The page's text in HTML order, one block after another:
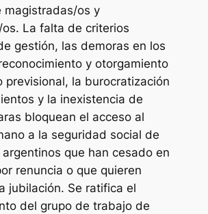
magistradas/os y
La falta de criterios
gestión, las demoras en los
y otorgamiento
previsional, la burocratización
y la inexistencia de
bloquean el acceso al
a la seguridad social de
que han cesado en
renuncia o que quieren
jubilación. Se ratifica el
del grupo de trabajo de